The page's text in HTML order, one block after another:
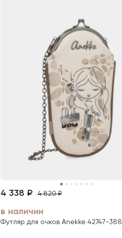
4 820 ₽
4 338 ₽
в наличии
Футляр для очков Anekke 42747-388